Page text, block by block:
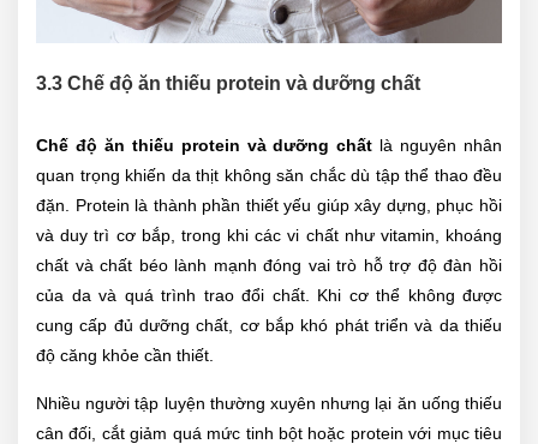
3.3 Chế độ ăn thiếu protein và dưỡng chất
Chế độ ăn thiếu protein và dưỡng chất là nguyên nhân
quan trọng khiến da thịt không săn chắc dù tập thể thao đều
đặn. Protein là thành phần thiết yếu giúp xây dựng, phục hồi
và duy trì cơ bắp, trong khi các vi chất như vitamin, khoáng
chất và chất béo lành mạnh đóng vai trò hỗ trợ độ đàn hồi
của da và quá trình trao đổi chất. Khi cơ thể không được
cung cấp đủ dưỡng chất, cơ bắp khó phát triển và da thiếu
độ căng khỏe cần thiết.
Nhiều người tập luyện thường xuyên nhưng lại ăn uống thiếu
cân đối, cắt giảm quá mức tinh bột hoặc protein với mục tiêu